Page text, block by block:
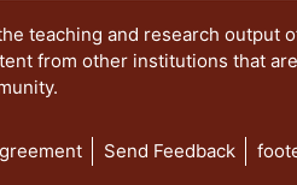
teaching and research output
from other institutions that
Send Feedback